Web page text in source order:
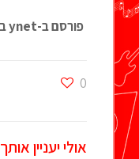
פורסם ב-ynet ב-02.03.09
0
אולי יעניין אותך